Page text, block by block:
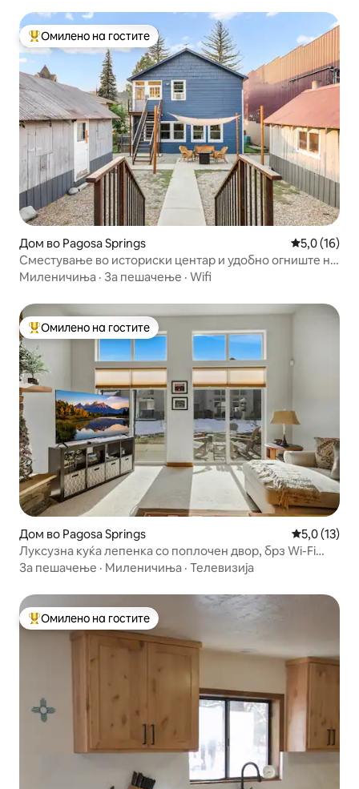
Меѓу најуспешните „Омилени на гостите“
Омилено на гостите
Дом во Pagosa Springs Просечна
5,0 (16)
Сместување во историски центар и удобно огниште на
отворено
Миленичиња · За пешачење · Wifi
Меѓу најуспешните „Омилени на гостите“
Омилено на гостите
Дом во Pagosa Springs Просечна
5,0 (13)
Луксузна куќа лепенка со поплочен двор, брз Wi-Fi
преку Starlink
За пешачење · Миленичиња · Телевизија
Меѓу најуспешните „Омилени на гостите“
Омилено на гостите